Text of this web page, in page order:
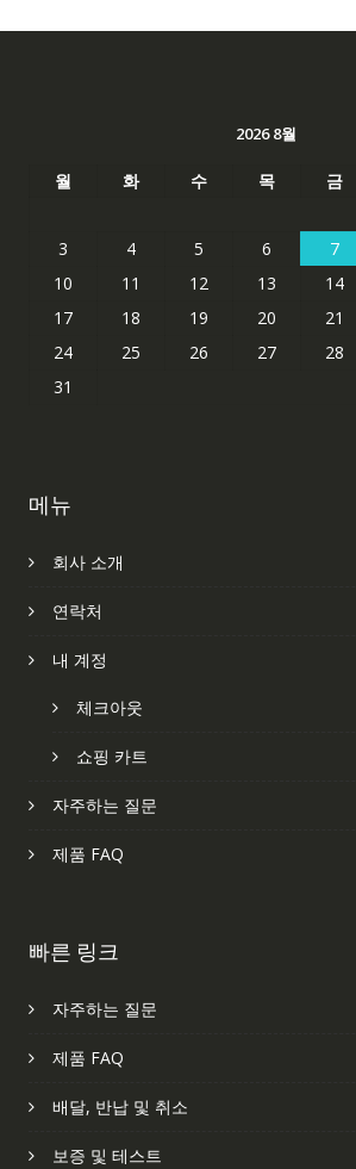
2026 8월
월 화 수 목 금
3
4 5 6 7
10
11 12 13 14
17
18 19 20 21
24
25 26 27 28
31
메뉴
회사 소개
연락처
내 계정
체크아웃
쇼핑 카트
자주하는 질문
제품 FAQ
빠른 링크
자주하는 질문
제품 FAQ
배달, 반납 및 취소
보증 및 테스트